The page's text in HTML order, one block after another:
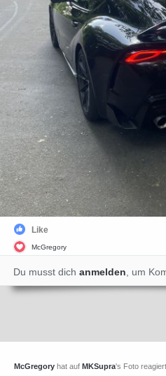
Like
McGregory
Du musst dich anmelden , um
McGregory hat auf MKSupra's Foto reagiert